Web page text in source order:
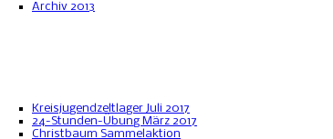
Archiv 2013
Kreisjugendzeltlager Juli 2017
24-Stunden-Übung März 2017
Christbaum Sammelaktion